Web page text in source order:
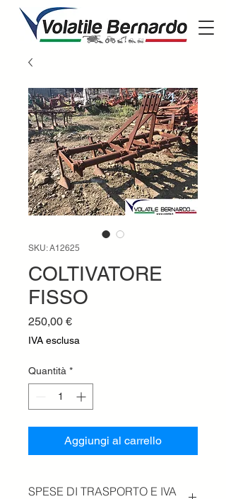
SKU: A12625
COLTIVATORE
FISSO
250,00 €Prezzo
IVA esclusa
Quantità *
Aggiungi al carrello
SPESE DI TRASPORTO E IVA